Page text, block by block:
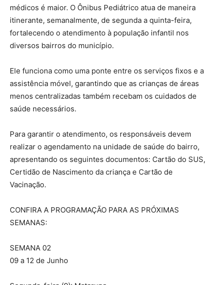
médicos é maior. O Ônibus Pediátrico atua de maneira
itinerante, semanalmente, de segunda a quinta-feira,
fortalecendo o atendimento à população infantil nos
diversos bairros do município.
Ele funciona como uma ponte entre os serviços fixos e a
assistência móvel, garantindo que as crianças de áreas
menos centralizadas também recebam os cuidados de
saúde necessários.
Para garantir o atendimento, os responsáveis devem
realizar o agendamento na unidade de saúde do bairro,
apresentando os seguintes documentos: Cartão do SUS,
Certidão de Nascimento da criança e Cartão de
Vacinação.
CONFIRA A PROGRAMAÇÃO PARA AS PRÓXIMAS
SEMANAS:
SEMANA 02
09 a 12 de Junho